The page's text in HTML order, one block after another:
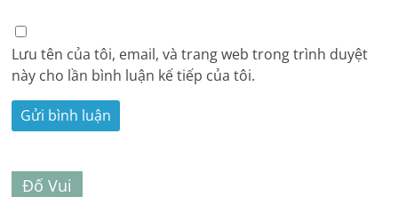
Lưu tên của tôi, email, và trang web trong trình duyệt
này cho lần bình luận kế tiếp của tôi.
Đố Vui